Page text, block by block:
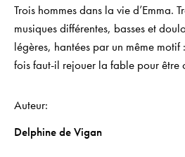
Trois hommes dans la vie d’Emma.
musiques différentes, basses et
légères, hantées par un même
fois faut-il rejouer la fable pour être
Auteur
Delphine de Vigan